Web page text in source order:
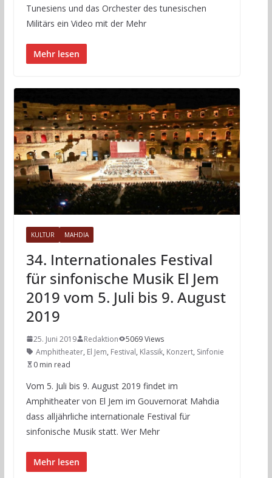
Tunesiens und das Orchester des tunesischen
Militärs ein Video mit der Mehr
Mehr lesen
KULTUR MAHDIA
34. Internationales Festival
für sinfonische Musik El Jem
2019 vom 5. Juli bis 9. August
2019
25. Juni 2019 Redaktion
5069 Views
Amphitheater, El Jem, Festival, Klassik, Konzert, Sinfonie
0 min read
Vom 5. Juli bis 9. August 2019 findet im
Amphitheater von El Jem im Gouvernorat Mahdia
dass alljährliche internationale Festival für
sinfonische Musik statt. Wer Mehr
Mehr lesen